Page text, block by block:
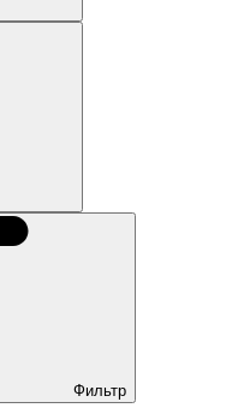
Фильтр